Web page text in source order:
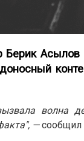
Берик
волна
—сообщил